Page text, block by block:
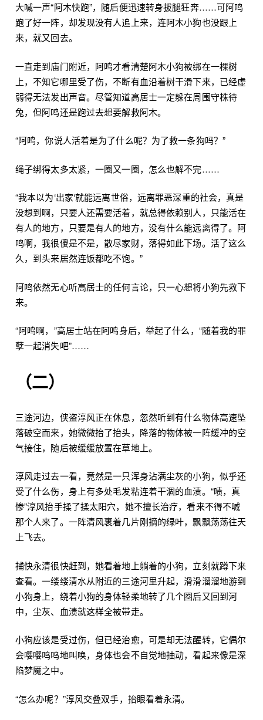
大喊一声“阿木快跑”，随后便迅速转身拔腿狂奔……可阿鸣
跑了好一阵，却发现没有人追上来，连阿木小狗也没跟上
来，就又回去。
一直走到庙门附近，阿鸣才看清楚阿木小狗被绑在一棵树
上，不知它哪里受了伤，不断有血沿着树干滑下来，已经虚
弱得无法发出声音。尽管知道高居士一定躲在周围守株待
兔，但阿鸣还是跑过去想要解救阿木。
“阿鸣，你说人活着是为了什么呢？为了救一条狗吗？”
绳子绑得太多太紧，一圈又一圈，怎么也解不完……
“我本以为‘出家‘就能远离世俗，远离罪恶深重的社会，真是
没想到啊，只要人还需要活着，就总得依赖别人，只能活在
有人的地方，只要是有人的地方，没有什么能远离得了。阿
鸣啊，我很傻是不是，散尽家财，落得如此下场。活了这么
久，到头来居然连饭都吃不饱。”
阿鸣依然无心听高居士的任何言论，只一心想将小狗先救下
来。
“阿鸣啊，”高居士站在阿鸣身后，举起了什么，“随着我的罪
孽一起消失吧”……
（二）
三途河边，侠盗淳风正在休息，忽然听到有什么物体高速坠
落破空而来，她微微抬了抬头，降落的物体被一阵缓冲的空
气接住，随后被缓缓放置在草地上。
淳风走过去一看，竟然是一只浑身沾满尘灰的小狗，似乎还
受了什么伤，身上有多处毛发粘连着干涸的血渍。“啧，真
惨”淳风抬手揉了揉太阳穴，她不擅长治疗，看来不得不喊
那个人来了。一阵清风裹着几片刚摘的绿叶，飘飘荡荡往天
上飞去。
捕快永清很快赶到，她看着地上躺着的小狗，立刻就蹲下来
查看。一缕缕清水从附近的三途河里升起，滑滑溜溜地游到
小狗身上，绕着小狗的身体轻柔地转了几个圈后又回到河
中，尘灰、血渍就这样全被带走。
小狗应该是受过伤，但已经治愈，可是却无法醒转，它偶尔
会嘤嘤呜呜地叫唤，身体也会不自觉地抽动，看起来像是深
陷梦魇之中。
“怎么办呢？”淳风交叠双手，抬眼看着永清。